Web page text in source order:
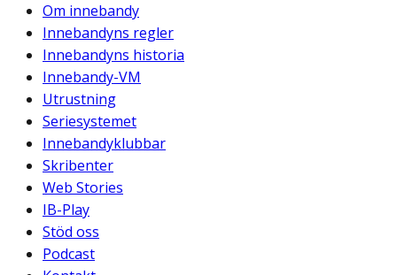
Om innebandy
Innebandyns regler
Innebandyns historia
Innebandy-VM
Utrustning
Seriesystemet
Innebandyklubbar
Skribenter
Web Stories
IB-Play
Stöd oss
Podcast